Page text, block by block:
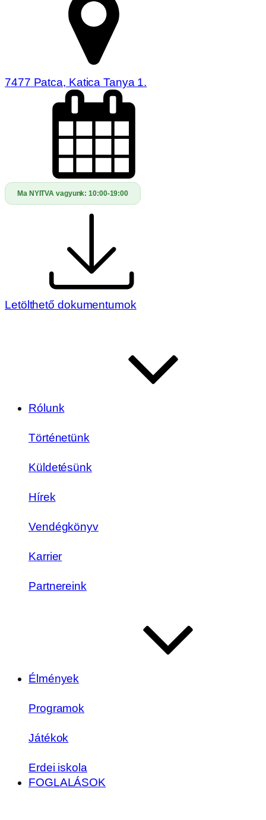
7477 Patca, Katica Tanya 1.
Ma NYITVA vagyunk:10:00-19:00
Letölthető dokumentumok
Rólunk
Történetünk
Küldetésünk
Hírek
Vendégkönyv
Karrier
Partnereink
Élmények
Programok
Játékok
Erdei iskola
FOGLALÁSOK